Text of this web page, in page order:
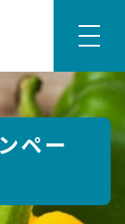
ペー